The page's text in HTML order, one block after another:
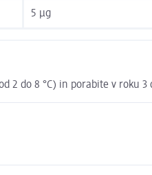
5 µg
2 do 8 °C) in porabite v roku 3